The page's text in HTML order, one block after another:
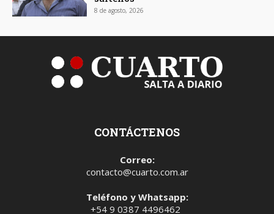
8 de agosto, 2026
CONTÁCTENOS
Correo:
contacto@cuarto.com.ar
Teléfono y Whatsapp:
+54 9 0387 4496462